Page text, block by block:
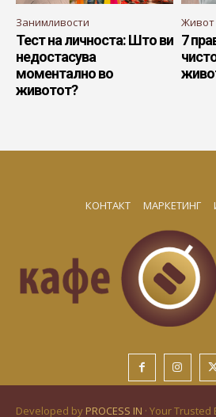
Занимливости
Тест на личноста: Што ви
недостасува
моментално во
животот?
Живот
7
КОНТАКТ МАРКЕТИНГ
Developed by PROCESS IN · Your Trusted